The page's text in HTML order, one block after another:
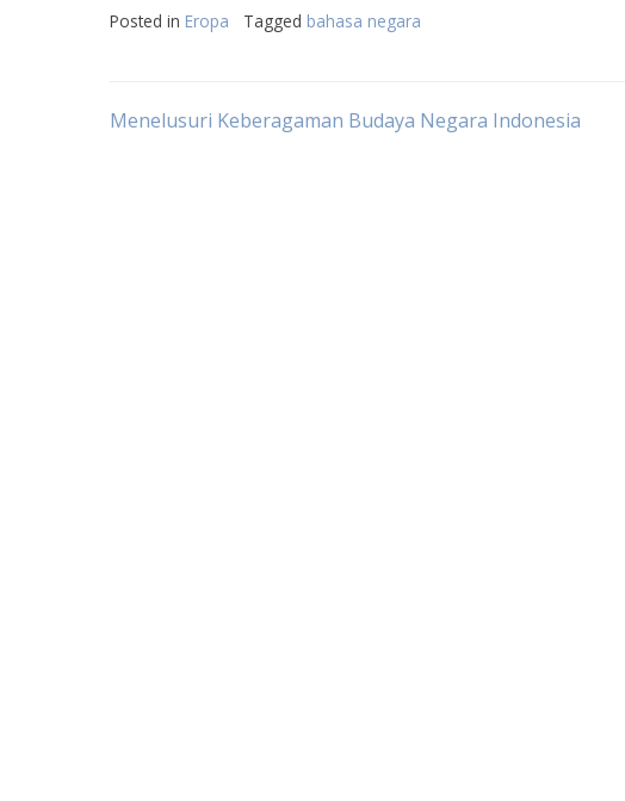
Posted in Eropa Tagged bahasa negara
Post
Menelusuri Keberagaman Budaya Negara Indonesia